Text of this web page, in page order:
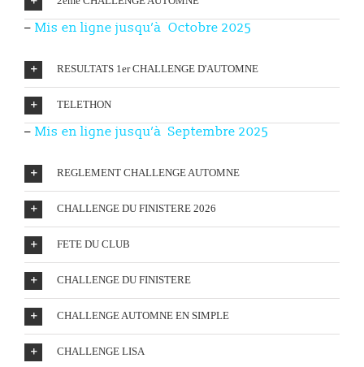
– Mis en ligne jusqu’à Octobre 2025
RESULTATS 1er CHALLENGE D'AUTOMNE
TELETHON
– Mis en ligne jusqu’à Septembre 2025
REGLEMENT CHALLENGE AUTOMNE
CHALLENGE DU FINISTERE 2026
FETE DU CLUB
CHALLENGE DU FINISTERE
CHALLENGE AUTOMNE EN SIMPLE
CHALLENGE LISA